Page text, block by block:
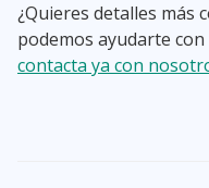
¿Quieres detalles más
podemos ayudarte
contacta ya con